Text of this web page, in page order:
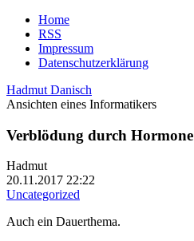
Home
RSS
Impressum
Datenschutzerklärung
Hadmut Danisch
Ansichten eines Informatikers
Verblödung durch Hormone
Hadmut
20.11.2017 22:22
Uncategorized
Auch ein Dauerthema.